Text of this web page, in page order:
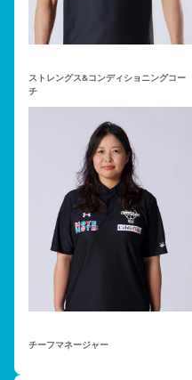
ストレングス&コンディショニングコー
チ
チーフマネージャー